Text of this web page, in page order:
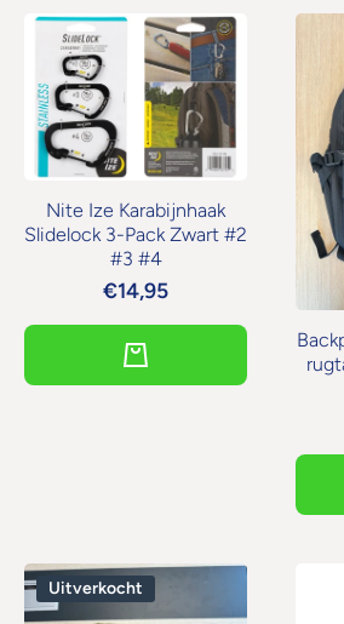
Nite Ize Karabijnhaak
Slidelock 3-Pack Zwart #2
#3 #4
€14,95
Uitverkocht